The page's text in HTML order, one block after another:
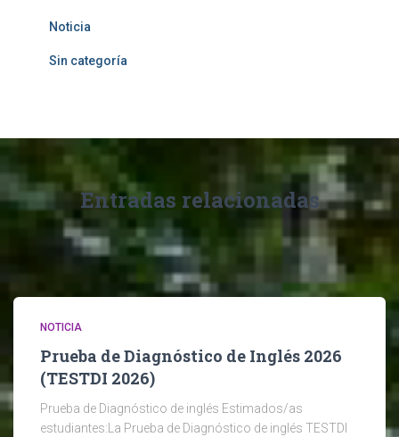
Noticia
Sin categoría
Entradas relacionadas
NOTICIA
Prueba de Diagnóstico de Inglés 2026
(TESTDI 2026)
Prueba de Diagnóstico de inglés Estimados/as
estudiantes:La Prueba de Diagnóstico de inglés TESTDI